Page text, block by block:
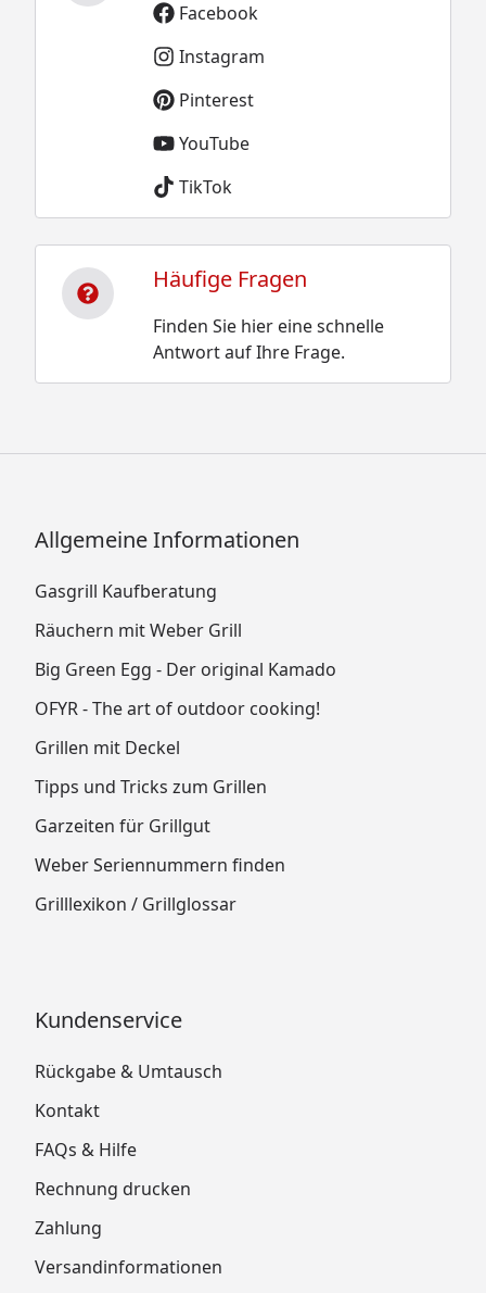
Facebook
Instagram
Pinterest
YouTube
TikTok
Häufige Fragen
Finden Sie hier eine schnelle
Antwort auf Ihre Frage.
Allgemeine Informationen
Gasgrill Kaufberatung
Räuchern mit Weber Grill
Big Green Egg - Der original Kamado
OFYR - The art of outdoor cooking!
Grillen mit Deckel
Tipps und Tricks zum Grillen
Garzeiten für Grillgut
Weber Seriennummern finden
Grilllexikon / Grillglossar
Kundenservice
Rückgabe & Umtausch
Kontakt
FAQs & Hilfe
Rechnung drucken
Zahlung
Versandinformationen